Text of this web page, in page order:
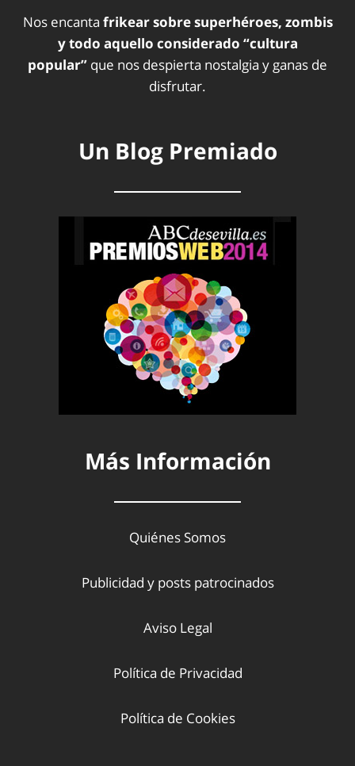
Nos encanta frikear sobre superhéroes, zombis
y todo aquello considerado “cultura
popular” que nos despierta nostalgia y ganas de
disfrutar.
Un Blog Premiado
Más Información
Quiénes Somos
Publicidad y posts patrocinados
Aviso Legal
Política de Privacidad
Política de Cookies